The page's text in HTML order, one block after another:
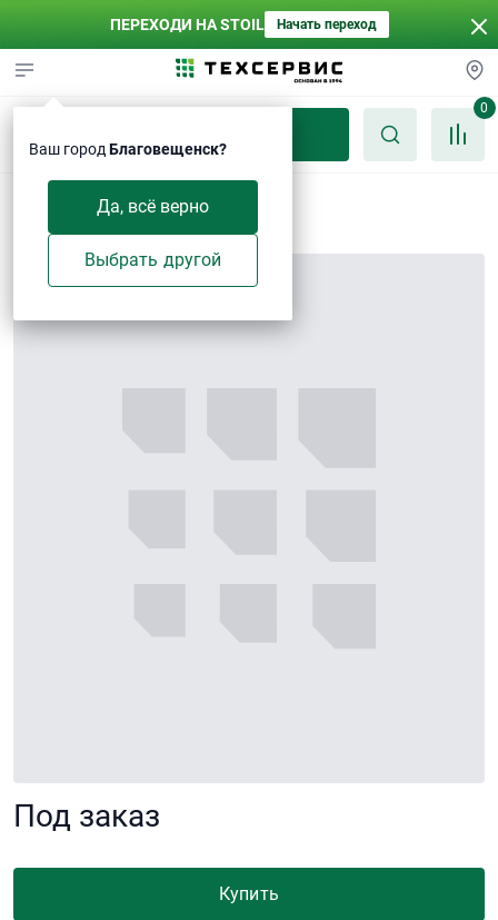
ПЕРЕХОДИ НА STOIL Начать переход
Ваш город Благовещенск?
Да, всё верно
Выбрать другой
0
Шайба 30
Под заказ
Купить